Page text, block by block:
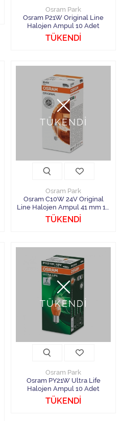
Osram Park
Osram P21W Original Line
Halojen Ampul 10 Adet
TÜKENDİ
TÜKENDİ
Osram Park
Osram C10W 24V Original
Line Halojen Ampul 41 mm 10
Adet
TÜKENDİ
TÜKENDİ
Osram Park
Osram PY21W Ultra Life
Halojen Ampul 10 Adet
TÜKENDİ